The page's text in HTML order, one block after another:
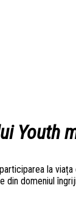
Youth
la
domeniul